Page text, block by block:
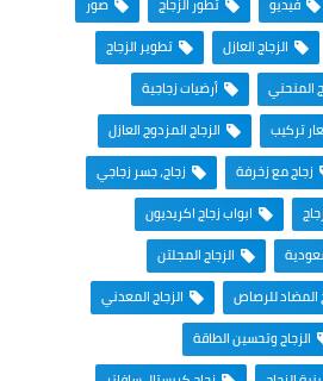
الزجاج العازل
تطوير الزجاج
المنحني
أرضيات زجاجية
تركيب
الزجاج المزدوج العازل
زجاج مع زخرفة
زجاج، جسر زجاجي
ابواب زجاج اكريديون
الزجاج المجلتن
المضاد للرصاص
الزجاج المعدني
الزجاج وتحسين الطاقة